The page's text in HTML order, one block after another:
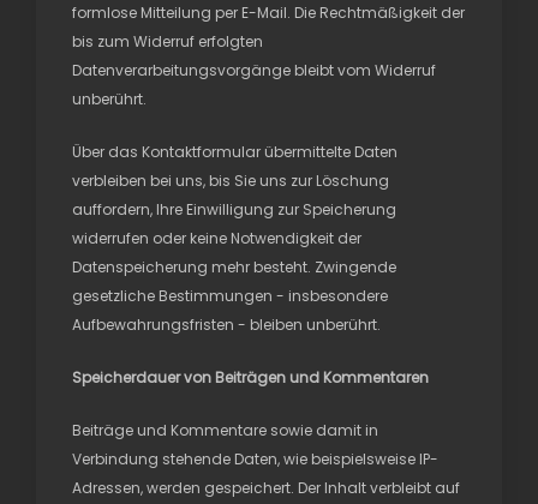
formlose Mitteilung per E-Mail. Die Rechtmäßigkeit der
bis zum Widerruf erfolgten
Datenverarbeitungsvorgänge bleibt vom Widerruf
unberührt.
Über das Kontaktformular übermittelte Daten
verbleiben bei uns, bis Sie uns zur Löschung
auffordern, Ihre Einwilligung zur Speicherung
widerrufen oder keine Notwendigkeit der
Datenspeicherung mehr besteht. Zwingende
gesetzliche Bestimmungen - insbesondere
Aufbewahrungsfristen - bleiben unberührt.
Speicherdauer von Beiträgen und Kommentaren
Beiträge und Kommentare sowie damit in
Verbindung stehende Daten, wie beispielsweise IP-
Adressen, werden gespeichert. Der Inhalt verbleibt auf